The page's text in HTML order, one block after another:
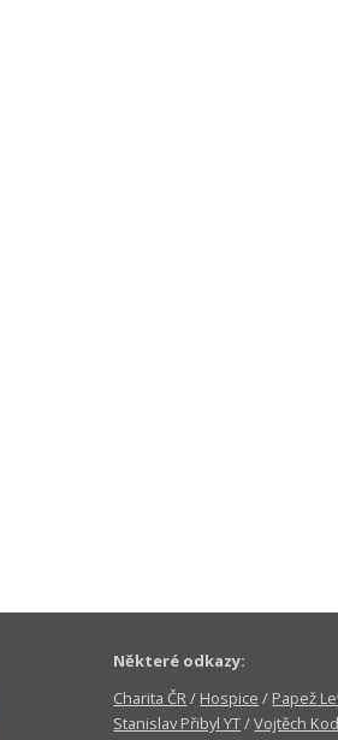
Některé odkazy:
Charita ČR / Hospice / Papež
Stanislav Přibyl YT/Vojtěch